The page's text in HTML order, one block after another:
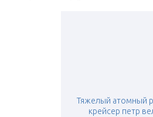
Тяжелый атомный
крейсер петр